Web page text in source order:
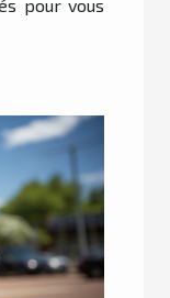
pour vous